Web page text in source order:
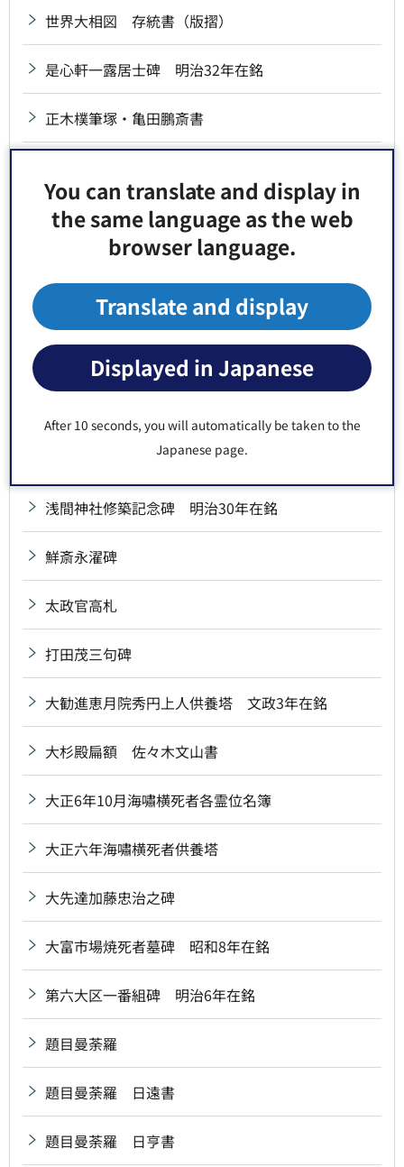
You can translate and display in
the same language as the web
browser language.
Translate and display
Displayed in Japanese
After 10 seconds, you will automatically be taken to the
Japanese page.
世界大相図 存統書（版摺）
是心軒一露居士碑 明治32年在銘
正木樸筆塚・亀田鵬斎書
西誉蓮入入定墳の碑
石造燈籠 元禄14年・文政12年在銘一対
石段親柱 附拓本6枚 昭和29年7月7日採拓
浅間神社修築記念碑 明治30年在銘
鮮斎永濯碑
太政官高札
打田茂三句碑
大勧進恵月院秀円上人供養塔 文政3年在銘
大杉殿扁額 佐々木文山書
大正6年10月海嘯横死者各霊位名簿
大正六年海嘯横死者供養塔
大先達加藤忠治之碑
大富市場焼死者墓碑 昭和8年在銘
第六大区一番組碑 明治6年在銘
題目曼荼羅
題目曼荼羅 日遠書
題目曼荼羅 日亨書